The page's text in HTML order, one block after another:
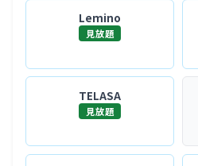
Lemino
見放題
TELASA
見放題